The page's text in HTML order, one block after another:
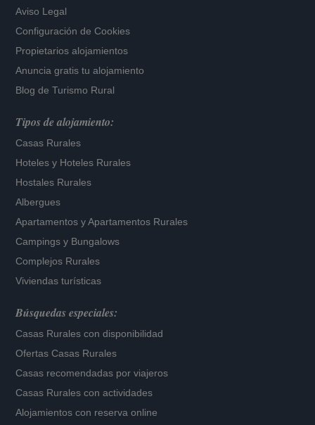
Aviso Legal
Configuración de Cookies
Propietarios alojamientos
Anuncia gratis tu alojamiento
Blog de Turismo Rural
Tipos de alojamiento:
Casas Rurales
Hoteles y Hoteles Rurales
Hostales Rurales
Albergues
Apartamentos yApartamentos Rurales
Campings y Bungalows
Complejos Rurales
Viviendas turísticas
Búsquedas especiales:
Casas Rurales con disponibilidad
Ofertas Casas Rurales
Casas recomendadas por viajeros
Casas Rurales con actividades
Alojamientos con reserva online